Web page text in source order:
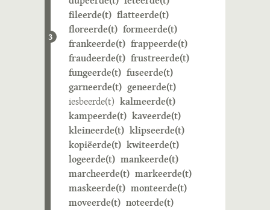
3
fileerde(t) flatteerde(t)
floreerde(t) formeerde(t)
frankeerde(t) frappeerde(t)
fraudeerde(t) frustreerde(t)
fungeerde(t) fuseerde(t)
garneerde(t) geneerde(t)
iesbeerde(t) kalmeerde(t)
kampeerde(t) kaveerde(t)
kleineerde(t) klipseerde(t)
kopiëerde(t) kwiteerde(t)
logeerde(t) mankeerde(t)
marcheerde(t) markeerde(t)
maskeerde(t) monteerde(t)
moveerde(t) noteerde(t)